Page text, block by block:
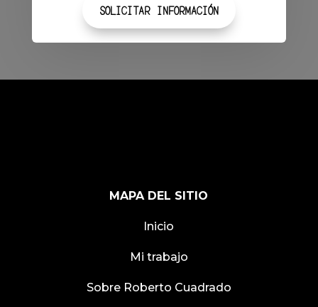
SOLICITAR INFORMACIÓN
MAPA DEL SITIO
Inicio
Mi trabajo
Sobre Roberto Cuadrado